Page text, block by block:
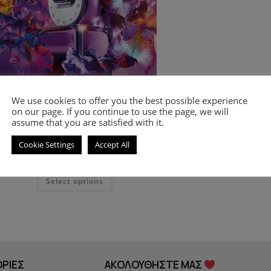
Bvlgari,PERFUMES,Women's Smell-a-like Perfumes
a-like perfume Omnia Amethyste
for women
8.00€ – 18.00€
Select options
ΑΚΟΛΟΥΘΗΣΤΕ ΜΑΣ
We use cookies to offer you the best possible experience
on our page. If you continue to use the page, we will
assume that you are satisfied with it.
Cookie Settings Accept All